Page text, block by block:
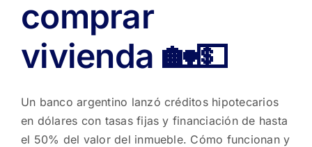
comprar
vivienda 🏡💵
Un banco argentino lanzó créditos hipotecarios
en dólares con tasas fijas y financiación de hasta
el 50% del valor del inmueble. Cómo funcionan y